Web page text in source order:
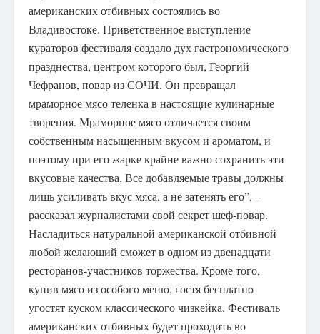
американских отбивных состоялись во
Владивостоке. Приветственное выступление
кураторов фестиваля создало дух гастрономического
празднества, центром которого был, Георгий
Чефранов, повар из СОЧИ. Он превращал
мраморное мясо теленка в настоящие кулинарные
творения. Мраморное мясо отличается своим
собственным насыщенным вкусом и ароматом, и
поэтому при его жарке крайне важно сохранить эти
вкусовые качества. Все добавляемые травы должны
лишь усиливать вкус мяса, а не затенять его”, –
рассказал журналистами свой секрет шеф-повар.
Насладиться натуральной американской отбивной
любой желающий сможет в одном из двенадцати
ресторанов-участников торжества. Кроме того,
купив мясо из особого меню, гостя бесплатно
угостят куском классического чизкейка. Фестиваль
американских отбивных будет проходить во